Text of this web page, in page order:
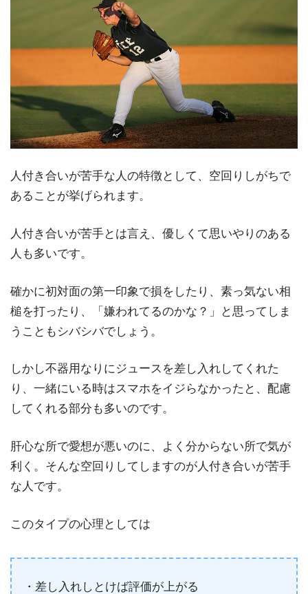
人付き合いが苦手な人の特徴として、空回りしがちで
あることが挙げられます。
人付き合いが苦手とは言え、優しくて思いやりのある
人も多いです。
確かに初対面の第一印象で損をしたり、素っ気ない相
槌を打ったり、「嫌われてるのかな？」と思ってしま
うこともシバシバでしょう。
しかし不器用なりにジュースを差し入れしてくれた
り、一緒にいる時はスマホをイジらなかったと、配慮
してくれる部分も多いのです。
肝心な所で愛想が悪いのに、よく分からない所で気が
利く。そんな空回りしてしますのが人付き合いが苦手
な人です。
このタイプの心理としては
・差し入れしとけば評価が上がる